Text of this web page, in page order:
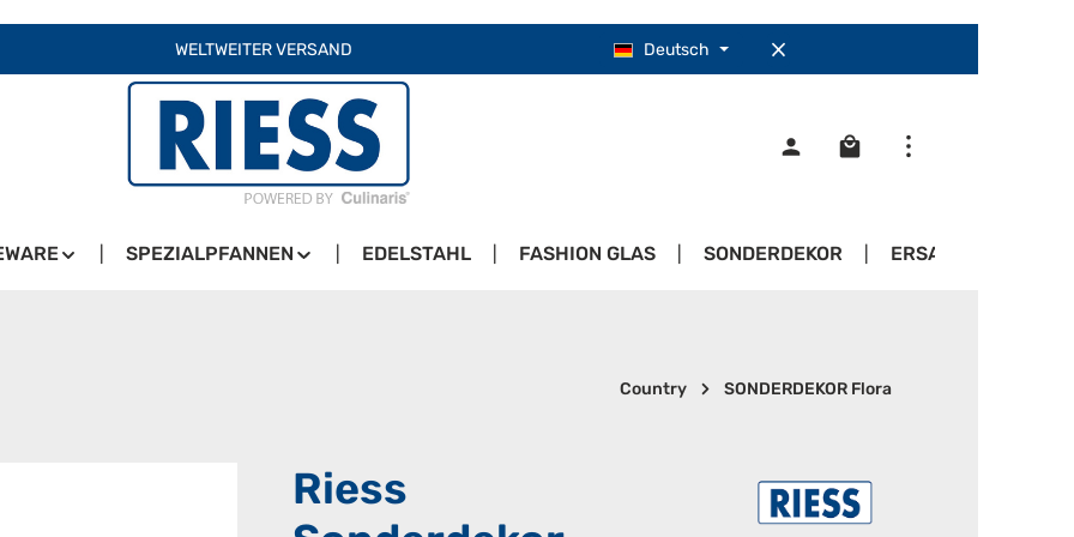
WELTWEITER VERSAND Deutsch
Warenkorb enthält 0
SPEZIALPFANNEN EDELSTAHL FASHION GLAS SONDERDEKOR ERSATZTEILE
Country SONDERDEKOR Flora
Riess